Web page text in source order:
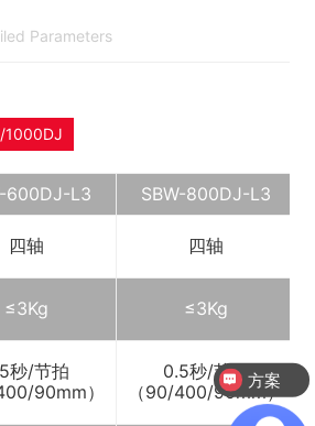
Parameters
1000DJ
600DJ-L3
SBW-800DJ-L3
四轴 四轴
≤3Kg ≤3Kg
秒/节拍
90mm）
0.5秒/节拍
（90/400/90mm）
方案